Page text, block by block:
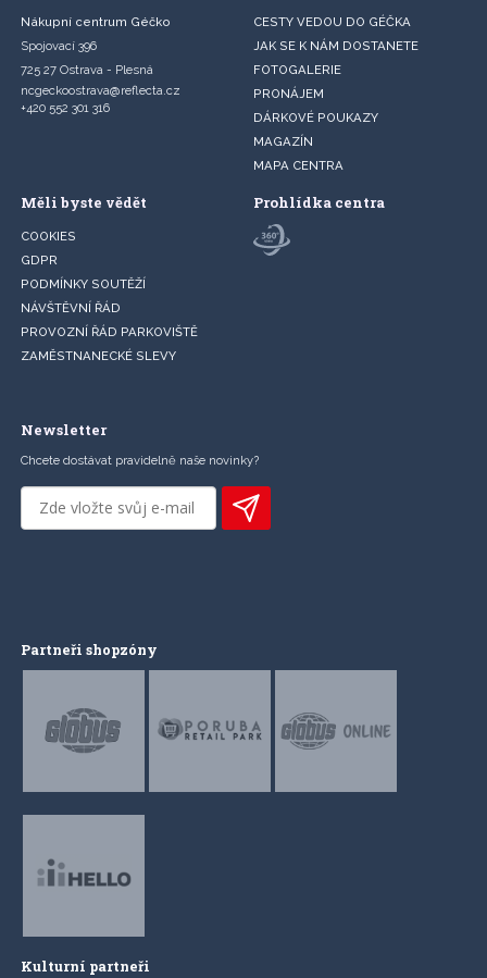
Nákupní centrum Géčko
Spojovací 396
725 27 Ostrava - Plesná
ncgeckoostrava@reflecta.cz
+420 552 301 316
CESTY VEDOU DO GÉČKA
JAK SE K NÁM DOSTANETE
FOTOGALERIE
PRONÁJEM
DÁRKOVÉ POUKAZY
MAGAZÍN
MAPA CENTRA
Měli byste vědět
COOKIES
GDPR
PODMÍNKY SOUTĚŽÍ
NÁVŠTĚVNÍ ŘÁD
PROVOZNÍ ŘÁD PARKOVIŠTĚ
ZAMĚSTNANECKÉ SLEVY
Prohlídka centra
Newsletter
Chcete dostávat pravidelně naše novinky?
Partneři shopzóny
Kulturní partneři